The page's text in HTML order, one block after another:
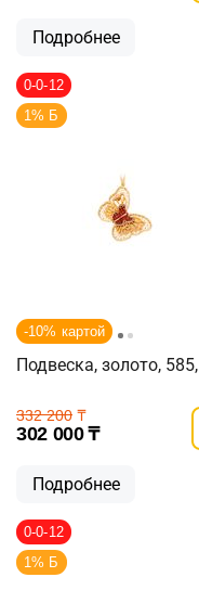
Подробнее
0-0-12
1% Б
-10% картой
Подвеска, золото, 585,
332 200 ₸
302 000 ₸
Подробнее
0-0-12
1% Б